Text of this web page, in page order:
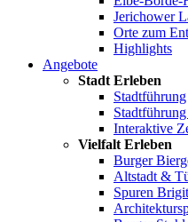
Jerichower
Orte zum
Highlights
Angebote
Stadt Erleben
Stadtführung
Interaktive
Vielfalt Erleben
Burger
Altstadt &
Spuren